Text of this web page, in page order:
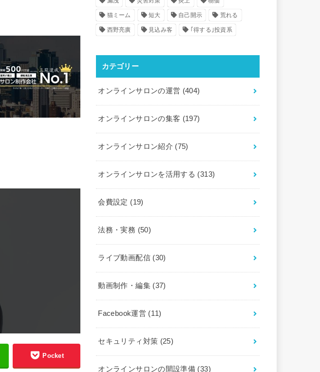
Pocket
猫ミーム 短大 自己開示 荒れる
西野亮廣 見込み客 ｢得する｣投資系
カテゴリー
オンラインサロンの運営 (404)
オンラインサロンの集客 (197)
オンラインサロン紹介 (75)
オンラインサロンを活用する (313)
会費設定 (19)
法務・実務 (50)
ライブ動画配信 (30)
動画制作・編集 (37)
Facebook運営 (11)
セキュリティ対策 (25)
オンラインサロンの開設準備 (33)